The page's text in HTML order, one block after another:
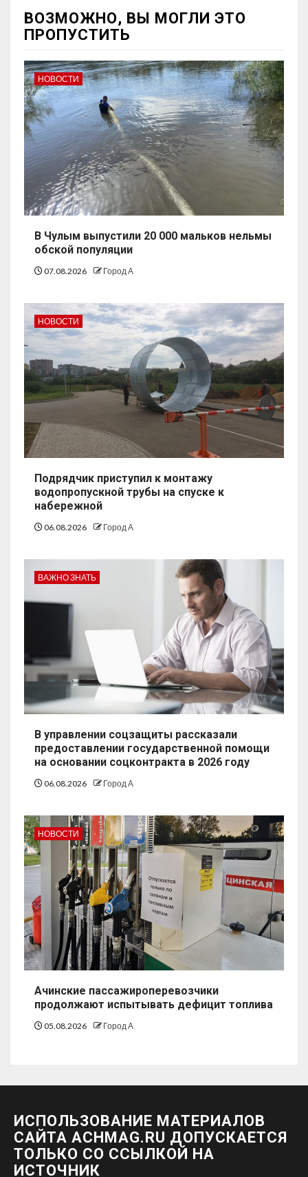
ВОЗМОЖНО, ВЫ МОГЛИ ЭТО
ПРОПУСТИТЬ
НОВОСТИ
В Чулым выпустили 20 000 мальков нельмы
обской популяции
07.08.2026 Город А
НОВОСТИ
Подрядчик приступил к монтажу
водопропускной трубы на спуске к
набережной
06.08.2026 Город А
ВАЖНО ЗНАТЬ
В управлении соцзащиты рассказали
предоставлении государственной помощи
на основании соцконтракта в 2026 году
06.08.2026 Город А
НОВОСТИ
Ачинские пассажироперевозчики
продолжают испытывать дефицит топлива
05.08.2026 Город А
ИСПОЛЬЗОВАНИЕ МАТЕРИАЛОВ
САЙТА ACHMAG.RU ДОПУСКАЕТСЯ
ТОЛЬКО СО ССЫЛКОЙ НА
ИСТОЧНИК